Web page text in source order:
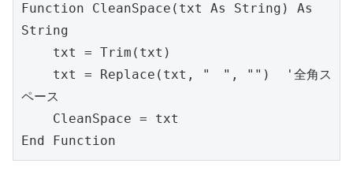
Function CleanSpace(txt As String) As
String
    txt = Trim(txt)
ペース
    CleanSpace = txt
End Function